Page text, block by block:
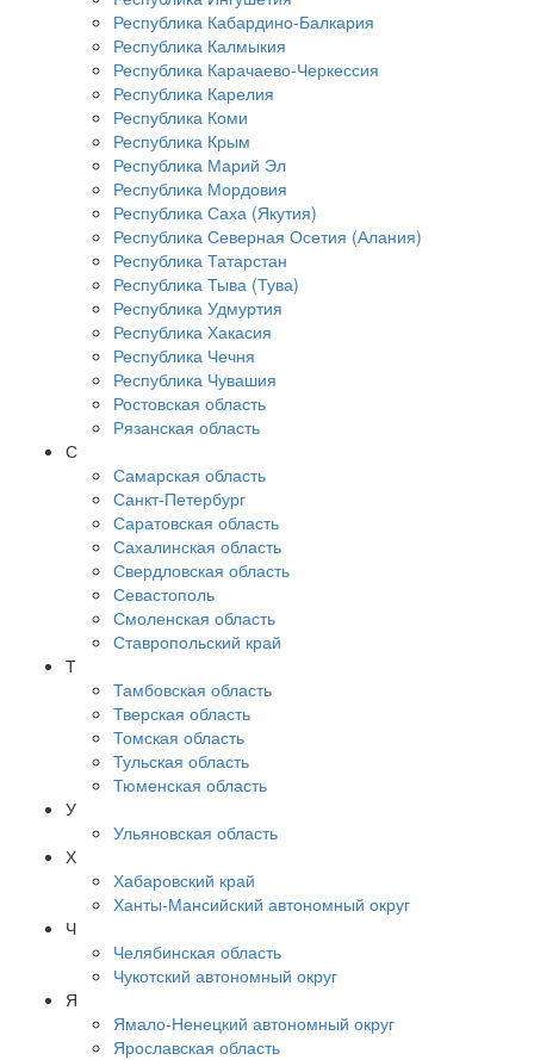
Республика Кабардино-Балкария
Республика Калмыкия
Республика Карачаево-Черкессия
Республика Карелия
Республика Коми
Республика Крым
Республика Марий Эл
Республика Мордовия
Республика Саха (Якутия)
Республика Северная Осетия (Алания)
Республика Татарстан
Республика Тыва (Тува)
Республика Удмуртия
Республика Хакасия
Республика Чечня
Республика Чувашия
Ростовская область
Рязанская область
С
Самарская область
Санкт-Петербург
Саратовская область
Сахалинская область
Свердловская область
Севастополь
Смоленская область
Ставропольский край
Т
Тамбовская область
Тверская область
Томская область
Тульская область
Тюменская область
У
Ульяновская область
Х
Хабаровский край
Ханты-Мансийский автономный округ
Ч
Челябинская область
Чукотский автономный округ
Я
Ямало-Ненецкий автономный округ
Ярославская область